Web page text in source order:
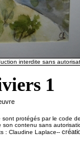
interdite sans
1
sont protégés par le code
contenu sans
: Claudine Laplace--